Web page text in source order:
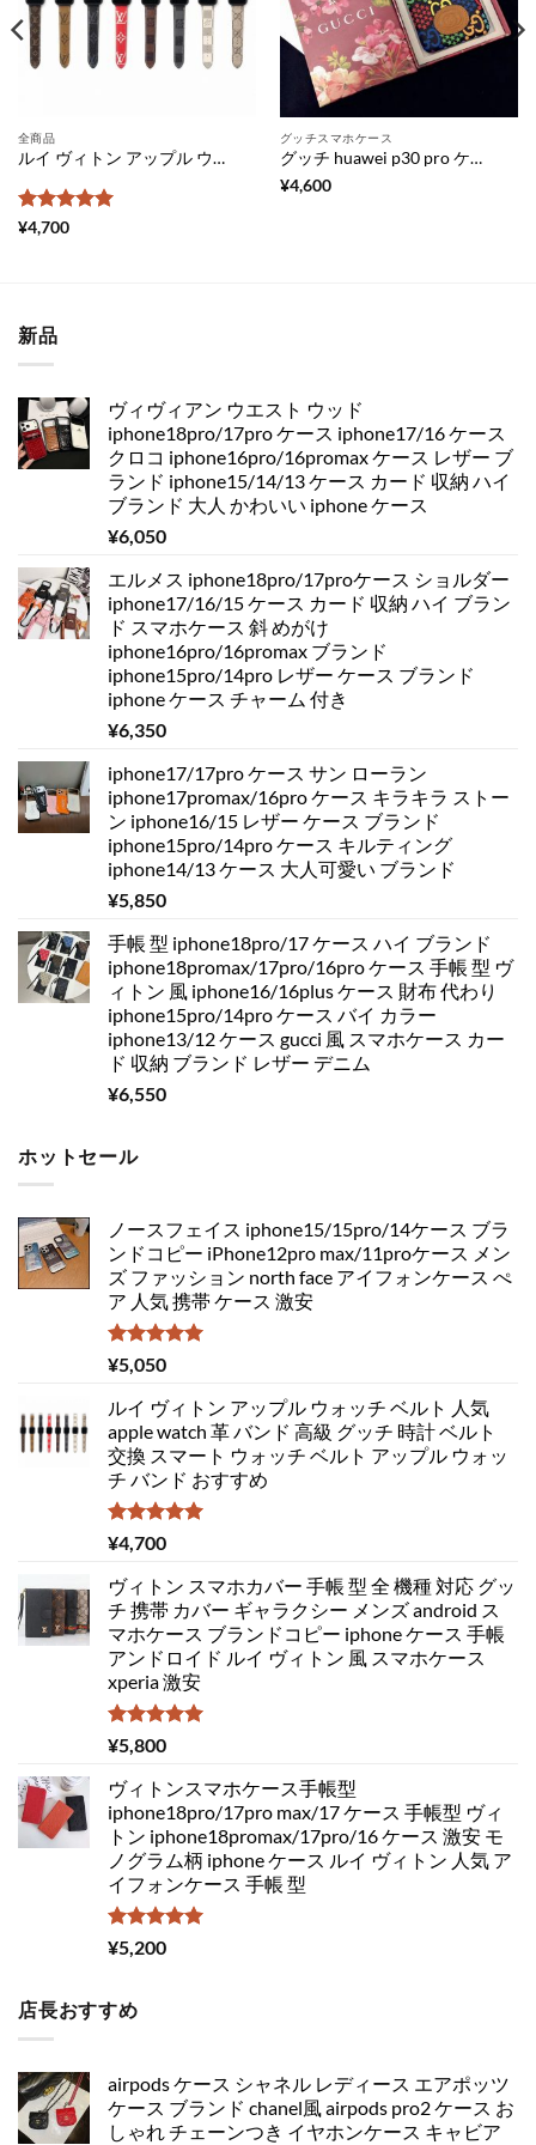
全商品
ルイ ヴィトン アップル ウォッチ ベルト 人気 apple watch 革 バンド 高級 グッチ 時計 ベルト 交換 スマート ウォッチ ベルト アップル ウォッチ バンド おすすめ
5段階中
¥4,700
グッチスマホケース
グッチ huawei p30 pro ケース GGサイケデリック ファーウェイ p30 ケース かわいい gucci スマホカバー huawei mate 30 pro 人気 ファー ウェイ ケース mate30 カップル
¥4,600
新品
ヴィヴィアン ウエスト ウッド
iphone18pro/17pro ケース iphone17/16 ケース
クロコ iphone16pro/16promax ケース レザー ブ
ランド iphone15/14/13 ケース カード 収納 ハイ
ブランド 大人 かわいい iphone ケース
¥6,050
エルメス iphone18pro/17proケース ショルダー
iphone17/16/15 ケース カード 収納 ハイ ブラン
ド スマホケース 斜 めがけ
iphone16pro/16promax ブランド
iphone15pro/14pro レザー ケース ブランド
iphone ケース チャーム 付き
¥6,350
iphone17/17pro ケース サン ローラン
iphone17promax/16pro ケース キラキラ ストー
ン iphone16/15 レザー ケース ブランド
iphone15pro/14pro ケース キルティング
iphone14/13 ケース 大人可愛い ブランド
¥5,850
手帳 型 iphone18pro/17 ケース ハイ ブランド
iphone18promax/17pro/16pro ケース 手帳 型 ヴ
ィトン 風 iphone16/16plus ケース 財布 代わり
iphone15pro/14pro ケース バイ カラー
iphone13/12 ケース gucci 風 スマホケース カー
ド 収納 ブランド レザー デニム
¥6,550
ホットセール
ノースフェイス iphone15/15pro/14ケース ブラ
ンドコピー iPhone12pro max/11proケース メン
ズ ファッション north face アイフォンケース ぺ
ア 人気 携帯 ケース 激安
5段階中
5.00
¥5,050
ルイ ヴィトン アップル ウォッチ ベルト 人気
apple watch 革 バンド 高級 グッチ 時計 ベルト
交換 スマート ウォッチ ベルト アップル ウォッ
チ バンド おすすめ
5段階中
5.00
¥4,700
ヴィトン スマホカバー 手帳 型 全 機種 対応 グッ
チ 携帯 カバー ギャラクシー メンズ android ス
マホケース ブランドコピー iphone ケース 手帳
アンドロイド ルイ ヴィトン 風 スマホケース
xperia 激安
5段階中
5.00
¥5,800
ヴィトンスマホケース手帳型
iphone18pro/17pro max/17 ケース 手帳型 ヴィ
トン iphone18promax/17pro/16 ケース 激安 モ
ノグラム柄 iphone ケース ルイ ヴィトン 人気 ア
イフォンケース 手帳 型
5段階中
5.00
¥5,200
店長おすすめ
airpods ケース シャネル レディース エアポッツ
ケース ブランド chanel風 airpods pro2 ケース お
しゃれ チェーンつき イヤホンケース キャビア